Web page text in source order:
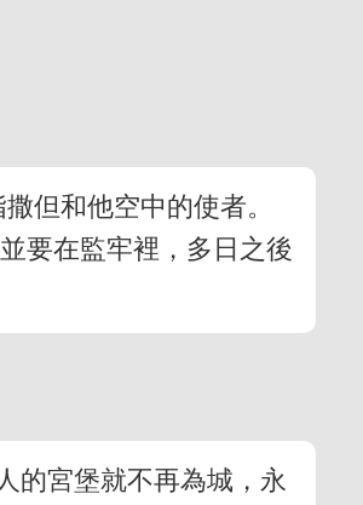
但和他空中的使者。
要在監牢裡，多日之後
的宮堡就不再為城，永